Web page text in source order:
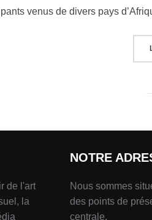
venus de divers pays
de l'art
la
NOTRE
Nous sommes
des points de
centrale.